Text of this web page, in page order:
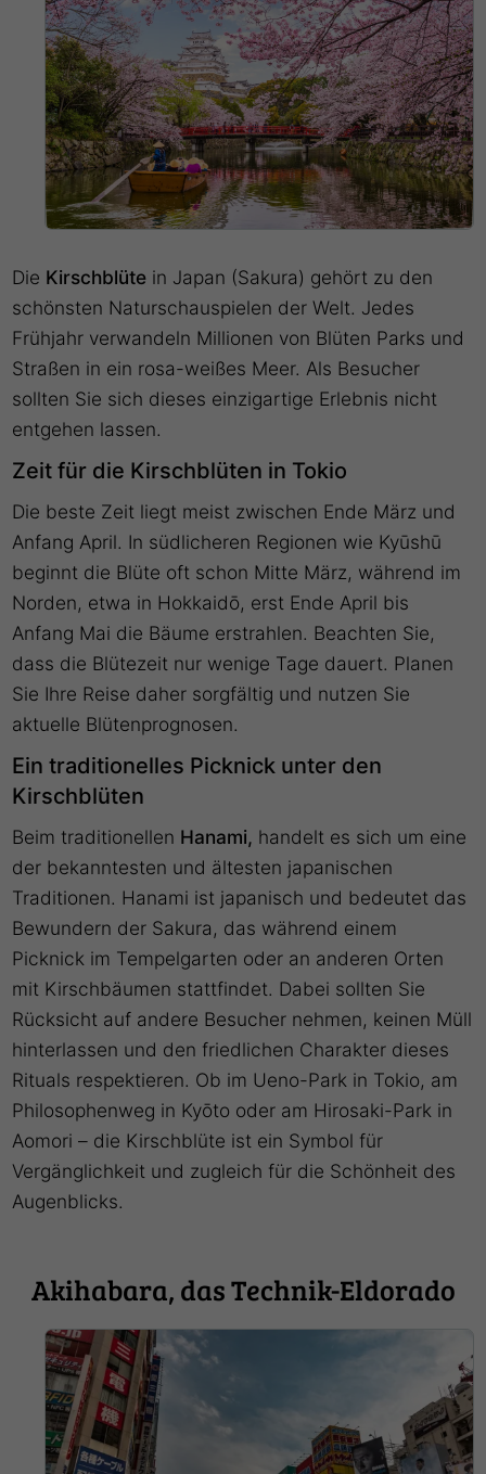
Die Kirschblüte in Japan (Sakura) gehört zu den
schönsten Naturschauspielen der Welt. Jedes
Frühjahr verwandeln Millionen von Blüten Parks und
Straßen in ein rosa-weißes Meer. Als Besucher
sollten Sie sich dieses einzigartige Erlebnis nicht
entgehen lassen.
Zeit für die Kirschblüten in Tokio
Die beste Zeit liegt meist zwischen Ende März und
Anfang April. In südlicheren Regionen wie Kyūshū
beginnt die Blüte oft schon Mitte März, während im
Norden, etwa in Hokkaidō, erst Ende April bis
Anfang Mai die Bäume erstrahlen. Beachten Sie,
dass die Blütezeit nur wenige Tage dauert. Planen
Sie Ihre Reise daher sorgfältig und nutzen Sie
aktuelle Blütenprognosen.
Ein traditionelles Picknick unter den
Kirschblüten
Beim traditionellen Hanami, handelt es sich um eine
der bekanntesten und ältesten japanischen
Traditionen. Hanami ist japanisch und bedeutet das
Bewundern der Sakura, das während einem
Picknick im Tempelgarten oder an anderen Orten
mit Kirschbäumen stattfindet. Dabei sollten Sie
Rücksicht auf andere Besucher nehmen, keinen Müll
hinterlassen und den friedlichen Charakter dieses
Rituals respektieren. Ob im Ueno-Park in Tokio, am
Philosophenweg in Kyōto oder am Hirosaki-Park in
Aomori – die Kirschblüte ist ein Symbol für
Vergänglichkeit und zugleich für die Schönheit des
Augenblicks.
Akihabara, das Technik-Eldorado